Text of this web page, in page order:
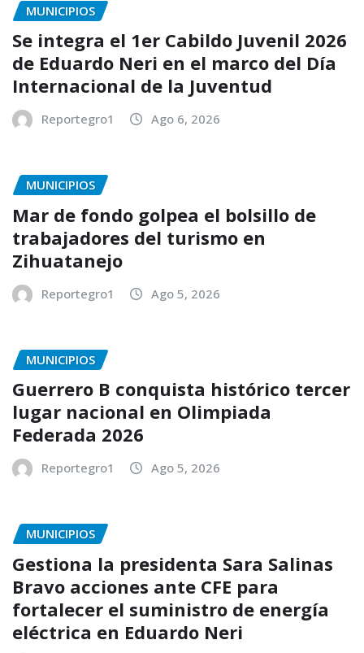
MUNICIPIOS
Se integra el 1er Cabildo Juvenil 2026
de Eduardo Neri en el marco del Día
Internacional de la Juventud
Reportegro1 Ago 6, 2026
MUNICIPIOS
Mar de fondo golpea el bolsillo de
trabajadores del turismo en
Zihuatanejo
Reportegro1 Ago 5, 2026
MUNICIPIOS
Guerrero B conquista histórico tercer
lugar nacional en Olimpiada
Federada 2026
Reportegro1 Ago 5, 2026
MUNICIPIOS
Gestiona la presidenta Sara Salinas
Bravo acciones ante CFE para
fortalecer el suministro de energía
eléctrica en Eduardo Neri